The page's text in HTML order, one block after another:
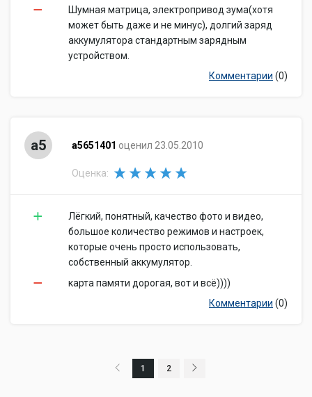
Шумная матрица, электропривод зума(хотя
может быть даже и не минус), долгий заряд
аккумулятора стандартным зарядным
устройством.
Комментарии (0)
a5 a5651401 оценил 23.05.2010
Оценка:
Лёгкий, понятный, качество фото и видео,
большое количество режимов и настроек,
которые очень просто использовать,
собственный аккумулятор.
карта памяти дорогая, вот и всё))))
Комментарии (0)
1 2